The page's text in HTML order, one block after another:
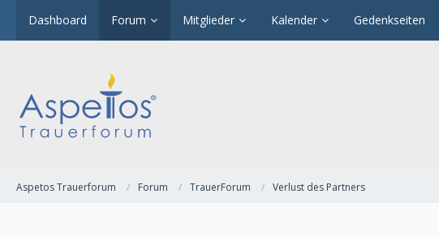
Dashboard Forum Mitglieder Kalender Gedenkseiten
Aspetos Trauerforum Forum TrauerForum Verlust des Partners